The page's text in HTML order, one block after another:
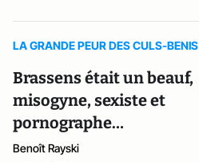
LA GRANDE PEUR DES CULS-BENIS
Brassens était un beauf,
misogyne, sexiste et
pornographe…
Benoît Rayski